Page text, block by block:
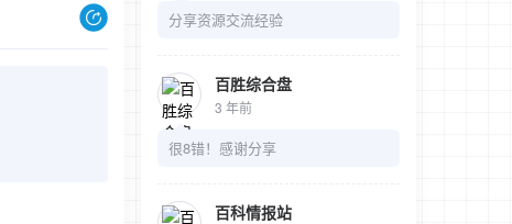
分享资源交流经验
百胜综合盘
3 年前
很8错！感谢分享
百科情报站